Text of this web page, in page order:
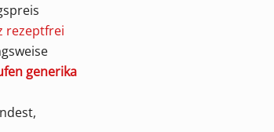
rezeptfrei
generika